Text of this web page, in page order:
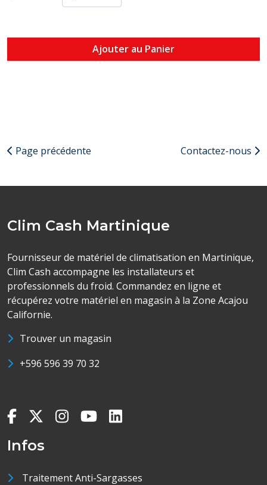
Ajouter au Panier
Page précédente Contactez-nous
Clim Cash Martinique
Fournisseur de matériel de climatisation en Martinique,
Clim Cash accompagne les installateurs et
professionnels du froid. Commandez en ligne et
récupérez votre matériel en magasin à la Zone Acajou
Californie.
Trouver un magasin
+596 596 39 70 32
Infos
Traitement Anti-Sargasses